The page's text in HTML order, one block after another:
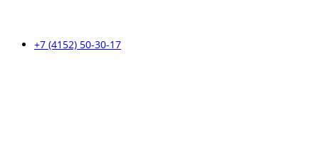
+7 (4152) 50-30-17